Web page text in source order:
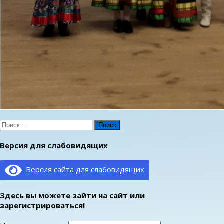
Найти:
Версия для слабовидящих
Версия сайта для слабовидящих
Здесь вы можете зайти на сайт или
зарегистрироваться!